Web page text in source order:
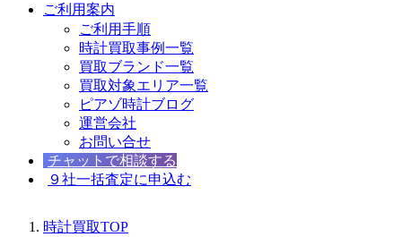
ご利用案内
ご利用手順
時計買取事例一覧
買取ブランド一覧
買取対象エリア一覧
ピアゾ時計ブログ
運営会社
お問い合せ
チャットで相談する
９社一括査定に申込む
時計買取TOP